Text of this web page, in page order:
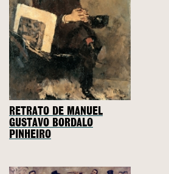
RETRATO DE MANUEL
GUSTAVO BORDALO
PINHEIRO